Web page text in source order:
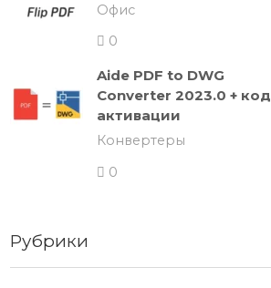
Офис
0
Aide PDF to DWG
Converter 2023.0 + код
активации
Конвертеры
0
Рубрики